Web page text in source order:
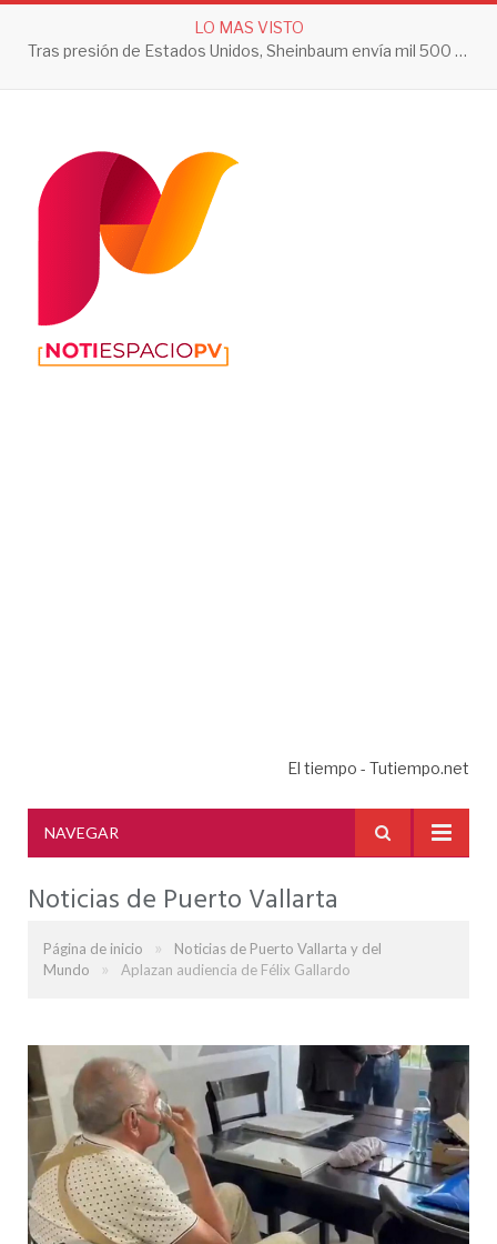
LO MAS VISTO
Tras presión de Estados Unidos, Sheinbaum envía mil 500 soldados a Michoacán
El tiempo - Tutiempo.net
NAVEGAR
Noticias de Puerto Vallarta
Página de inicio »
Noticias de Puerto Vallarta y del
Mundo
» Aplazan audiencia de Félix Gallardo